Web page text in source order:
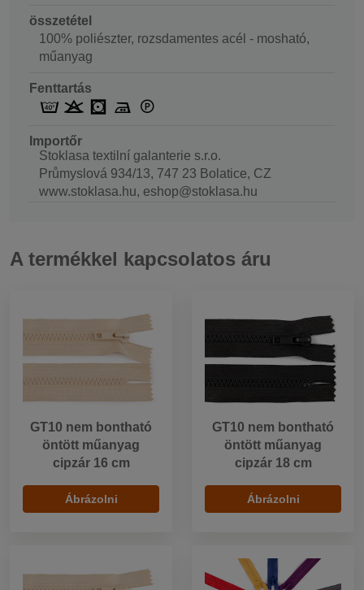
összetétel
100% poliészter, rozsdamentes acél - mosható,
műanyag
Fenttartás
Importőr
Stoklasa textilní galanterie s.r.o.
Průmyslová 934/13, 747 23 Bolatice, CZ
www.stoklasa.hu, eshop@stoklasa.hu
A termékkel kapcsolatos áru
GT10 nem bontható
öntött műanyag
cipzár 16 cm
Ábrázolni
GT10 nem bontható
öntött műanyag
cipzár 18 cm
Ábrázolni